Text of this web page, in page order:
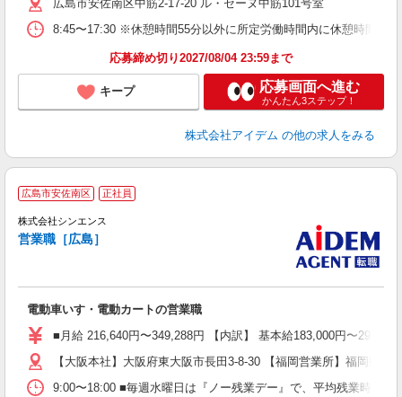
広島市安佐南区中筋2-17-20 ル・セーヌ中筋101号室
8:45〜17:30 ※休憩時間55分以外に所定労働時間内に休憩時間が
応募締め切り2027/08/04 23:59まで
キープ 応募画面へ進む
かんたん3ステップ！
株式会社アイデム の他の求人をみる
広島市安佐南区 正社員
株式会社シンエンス
営業職［広島］
電動車いす・電動カートの営業職
■月給 216,640円〜349,288円 【内訳】 基本給183,000円〜
【大阪本社】大阪府東大阪市長田3-8-30 【福岡営業所】福岡県
9:00〜18:00 ■毎週水曜日は『ノー残業デー』で、平均残業時間